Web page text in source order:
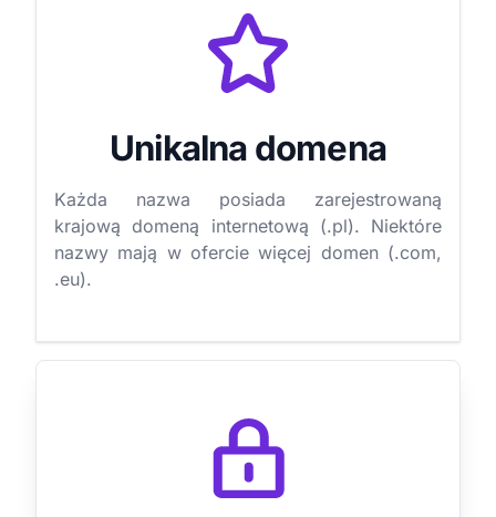
Unikalna domena
Każda nazwa posiada zarejestrowaną
krajową domeną internetową (.pl). Niektóre
nazwy mają w ofercie więcej domen (.com,
.eu).